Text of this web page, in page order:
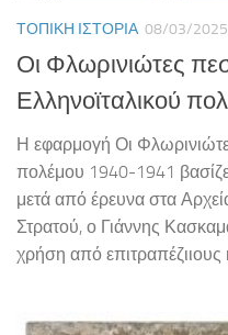
ΤΟΠΙΚΉ ΙΣΤΟΡΊΑ 08/03/2025
Οι Φλωρινιώτες
Ελληνοϊταλικού
Η εφαρμογή Οι
πολέμου 1940-1941
μετά από έρευνα στα
Στρατού, ο Γιάννης
χρήση από επιτραπέζιιους